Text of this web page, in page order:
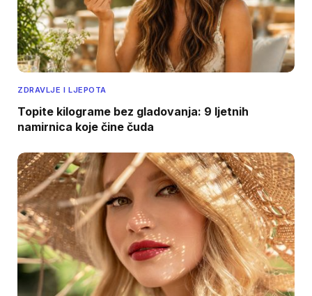
ZDRAVLJE I LJEPOTA
Topite kilograme bez gladovanja: 9 ljetnih
namirnica koje čine čuda